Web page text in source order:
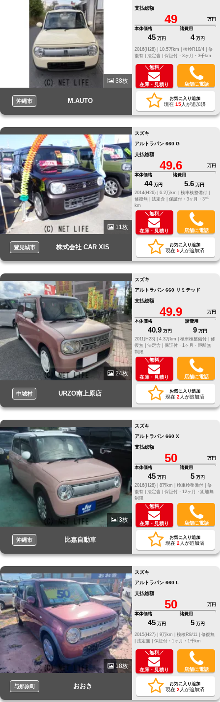
38枚
沖縄市 M.AUTO
支払総額
49
万円
本体価格
45 万円
諸費用
4 万円
修
復有 | 法定含 | 保証付・3ヶ月・3千km
＼無料／
在庫・見積り 店舗に電話
お気に入り追加
現在 15人が追加済
11枚
豊見城市 株式会社 CAR XIS
スズキ
アルトラパン 660 G
支払総額
49.6
万円
本体価格
44 万円
諸費用
5.6 万円
2014(H26) |
6.2万km |
検車検整備付 |
修復無 | 法定含 | 保証付・3ヶ月・3千
km
＼無料／
在庫・見積り 店舗に電話
お気に入り追加
現在 5人が追加済
24枚
中城村 URZO南上原店
スズキ
アルトラパン 660 リミテッド
支払総額
49.9
万円
本体価格
40.9 万円
諸費用
9 万円
2011(H23) |
4.3万km | 検車検整備付 | 修
復無 | 法定含 | 保証付・1ヶ月・距離無
制限
＼無料／
在庫・見積り 店舗に電話
お気に入り追加
現在 2 人が追加済
3枚
沖縄市 比嘉自動車
スズキ
アルトラパン 660 X
支払総額
50
万円
本体価格
45 万円
諸費用
5 万円
2016(H28) |
8万km | 検車検整備付 | 修
復有 | 法定含 | 保証付・12ヶ月・距離無
制限
＼無料／
在庫・見積り 店舗に電話
お気に入り追加
現在 2 人が追加済
18枚
与那原町 おおき
スズキ
アルトラパン 660 L
支払総額
50
万円
本体価格
45 万円
諸費用
5 万円
修復無
法定無 | 保証付・1ヶ月・1千km
＼無料／
在庫・見積り 店舗に電話
お気に入り追加
現在 2 人が追加済